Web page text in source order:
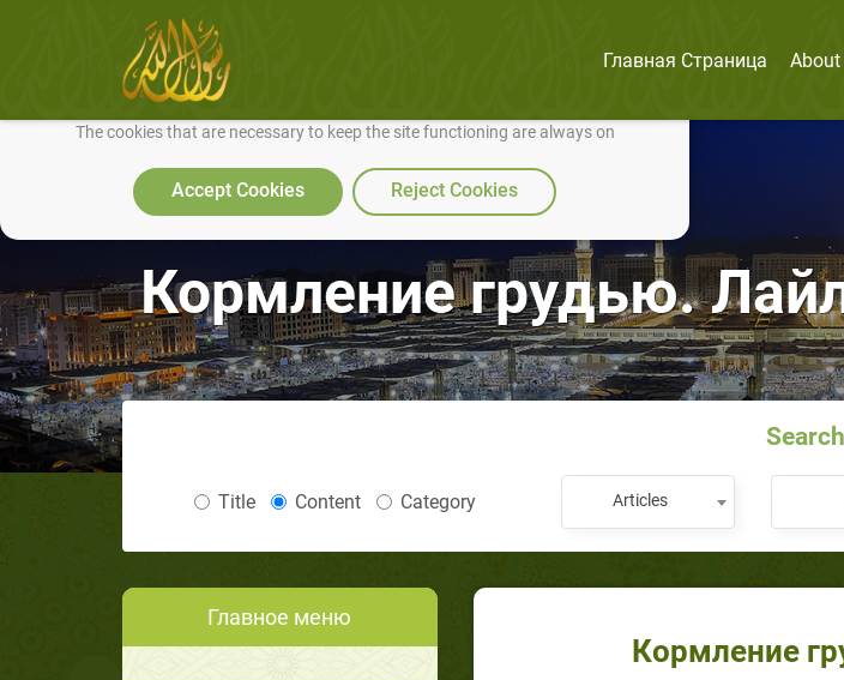
We use cookies to make our site work well for you and so we can continually improve it.
The cookies that are necessary to keep the site functioning are always on
Accept Cookies Reject Cookies
Главная Страница About
Кормление грудью.
Search
Title Content Category Articles
Главное меню
Кормление